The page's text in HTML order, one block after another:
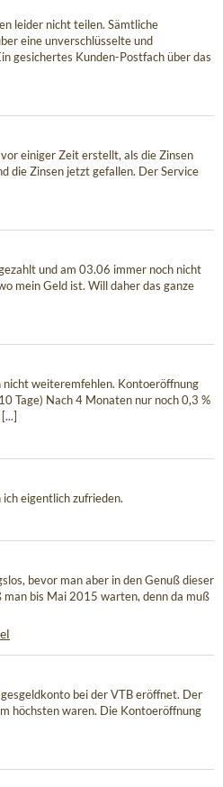
leider nicht teilen. Sämtliche
eine unverschlüsselte und
gesichertes Kunden-Postfach über das
einiger Zeit erstellt, als die Zinsen
die Zinsen jetzt gefallen. Der Service
und am 03.06 immer noch nicht
mein Geld ist. Will daher das ganze
nicht weiteremfehlen. Kontoeröffnung
Tage) Nach 4 Monaten nur noch 0,3 %
ich eigentlich zufrieden.
bevor man aber in den Genuß dieser
bis Mai 2015 warten, denn da muß
bei der VTB eröffnet. Der
höchsten waren. Die Kontoeröffnung